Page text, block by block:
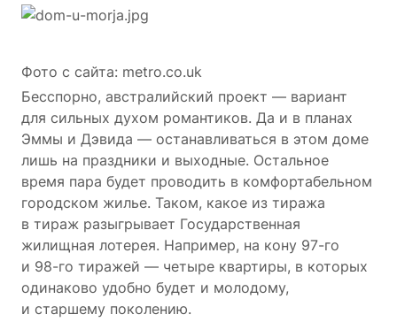
Фото с сайта: metro.co.uk
Бесспорно, австралийский проект — вариант
для сильных духом романтиков. Да и в планах
Эммы и Дэвида — останавливаться в этом доме
лишь на праздники и выходные. Остальное
время пара будет проводить в комфортабельном
городском жилье. Таком, какое из тиража
в тираж разыгрывает Государственная
жилищная лотерея. Например, на кону 97-го
и 98-го тиражей — четыре квартиры, в которых
одинаково удобно будет и молодому,
и старшему поколению.